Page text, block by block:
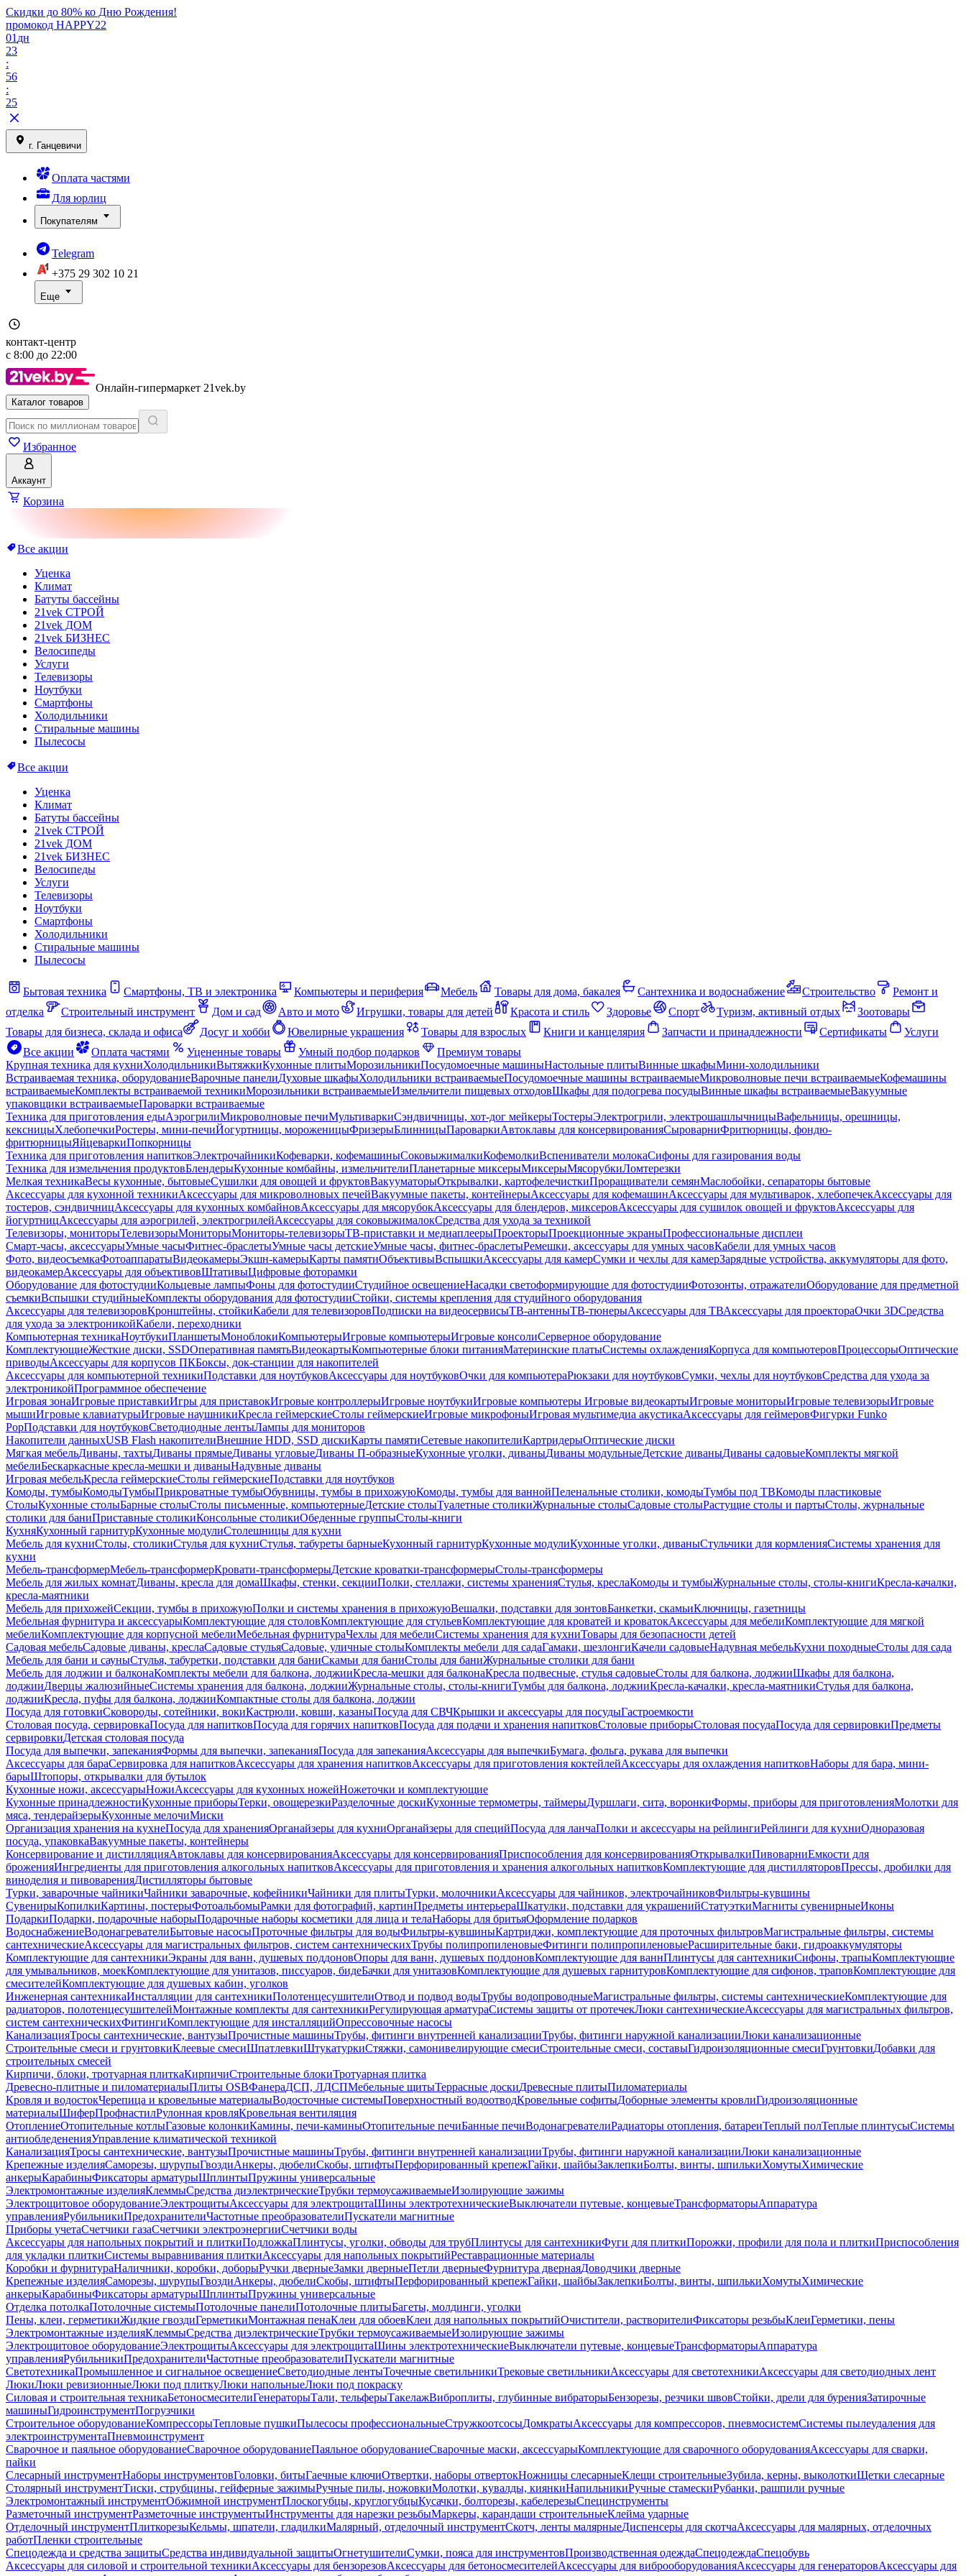
Скидки до 80% ко Дню Рождения!
промокод HAPPY22
01 дн
23
:
56
:
25
г. Ганцевичи
Оплата частями
Для юрлиц
Покупателям
Telegram
+375 29 302 10 21
Еще
контакт-центр
с 8:00 до 22:00
Онлайн-гипермаркет 21vek.by
Каталог товаров
Избранное
Аккаунт
Корзина
Все акции
Уценка
Климат
Батуты бассейны
21vek СТРОЙ
21vek ДОМ
21vek БИЗНЕС
Велосипеды
Услуги
Телевизоры
Ноутбуки
Смартфоны
Холодильники
Стиральные машины
Пылесосы
Все акции
Уценка
Климат
Батуты бассейны
21vek СТРОЙ
21vek ДОМ
21vek БИЗНЕС
Велосипеды
Услуги
Телевизоры
Ноутбуки
Смартфоны
Холодильники
Стиральные машины
Пылесосы
Бытовая техника Смартфоны, ТВ и электроника Компьютеры и периферия Мебель Товары для дома, бакалея Сантехника и водоснабжение Строительство
Ремонт и
отделка
Строительный инструмент Дом и сад Авто и мото Игрушки, товары для детей Красота и стиль Здоровье Спорт Туризм, активный отдых
Зоотовары
Товары для бизнеса, склада и офиса
Досуг и хобби Ювелирные украшения Товары для взрослых Книги и канцелярия Запчасти и принадлежности Сертификаты
Услуги
Все акции
Оплата частями Уцененные товары Умный подбор подарков
Премиум товары
Крупная техника для кухниХолодильникиВытяжкиКухонные плитыМорозильникиПосудомоечные машиныНастольные плитыВинные шкафыМини-холодильники
Встраиваемая техника, оборудованиеВарочные панелиДуховые шкафыХолодильники встраиваемыеПосудомоечные машины встраиваемыеМикроволновые печи встраиваемыеКофемашины
встраиваемыеКомплекты встраиваемой техникиМорозильники встраиваемыеИзмельчители пищевых отходовШкафы для подогрева посудыВинные шкафы встраиваемыеВакуумные
упаковщики встраиваемыеПароварки встраиваемые
Техника для приготовления едыАэрогрилиМикроволновые печиМультиваркиСэндвичницы, хот-дог мейкерыТостерыЭлектрогрили, электрошашлычницыВафельницы, орешницы,
кексницыХлебопечкиРостеры, мини-печиЙогуртницы, мороженицыФризерыБлинницыПароваркиАвтоклавы для консервированияСыроварниФритюрницы, фондю-
фритюрницыЯйцеваркиПопкорницы
Техника для приготовления напитковЭлектрочайникиКофеварки, кофемашиныСоковыжималкиКофемолкиВспениватели молокаСифоны для газирования воды
Техника для измельчения продуктовБлендерыКухонные комбайны, измельчителиПланетарные миксерыМиксерыМясорубкиЛомтерезки
Мелкая техникаВесы кухонные, бытовыеСушилки для овощей и фруктовВакууматорыОткрывалки, картофелечисткиПроращиватели семянМаслобойки, сепараторы бытовые
Аксессуары для кухонной техникиАксессуары для микроволновых печейВакуумные пакеты, контейнерыАксессуары для кофемашинАксессуары для мультиварок, хлебопечекАксессуары для
тостеров, сэндвичницАксессуары для кухонных комбайновАксессуары для мясорубокАксессуары для блендеров, миксеровАксессуары для сушилок овощей и фруктовАксессуары для
йогуртницАксессуары для аэрогрилей, электрогрилейАксессуары для соковыжималокСредства для ухода за техникой
Телевизоры, мониторыТелевизорыМониторыМониторы-телевизорыТВ-приставки и медиаплеерыПроекторыПроекционные экраныПрофессиональные дисплеи
Смарт-часы, аксессуарыУмные часыФитнес-браслетыУмные часы детскиеУмные часы, фитнес-браслетыРемешки, аксессуары для умных часовКабели для умных часов
Фото, видеосъемкаФотоаппаратыВидеокамерыЭкшн-камерыКарты памятиОбъективыВспышкиАксессуары для камерСумки и чехлы для камерЗарядные устройства, аккумуляторы для фото,
видеокамерАксессуары для объективовШтативыЦифровые фоторамки
Оборудование для фотостудииКольцевые лампыФоны для фотостудииСтудийное освещениеНасадки светоформирующие для фотостудииФотозонты, отражателиОборудование для предметной
съемкиВспышки студийныеКомплекты оборудования для фотостудииСтойки, системы крепления для студийного оборудования
Аксессуары для телевизоровКронштейны, стойкиКабели для телевизоровПодписки на видеосервисыТВ-антенныТВ-тюнерыАксессуары для ТВАксессуары для проектораОчки 3DСредства
для ухода за электроникойКабели, переходники
Компьютерная техникаНоутбукиПланшетыМоноблокиКомпьютерыИгровые компьютерыИгровые консолиСерверное оборудование
КомплектующиеЖесткие диски, SSDОперативная памятьВидеокартыКомпьютерные блоки питанияМатеринские платыСистемы охлажденияКорпуса для компьютеровПроцессорыОптические
приводыАксессуары для корпусов ПКБоксы, док-станции для накопителей
Аксессуары для компьютерной техникиПодставки для ноутбуковАксессуары для ноутбуковОчки для компьютераРюкзаки для ноутбуковСумки, чехлы для ноутбуковСредства для ухода за
электроникойПрограммное обеспечение
Игровая зонаИгровые приставкиИгры для приставокИгровые контроллерыИгровые ноутбукиИгровые компьютеры Игровые видеокартыИгровые мониторыИгровые телевизорыИгровые
мышиИгровые клавиатурыИгровые наушникиКресла геймерскиеСтолы геймерскиеИгровые микрофоныИгровая мультимедиа акустикаАксессуары для геймеровФигурки Funko
PopПодставки для ноутбуковСветодиодные лентыЛампы для мониторов
Накопители данныхUSB Flash накопителиВнешние HDD, SSD дискиКарты памятиСетевые накопителиКартридерыОптические диски
Мягкая мебельДиваны, тахтыДиваны прямыеДиваны угловыеДиваны П-образныеКухонные уголки, диваныДиваны модульныеДетские диваныДиваны садовыеКомплекты мягкой
мебелиБескаркасные кресла-мешки и диваныНадувные диваны
Игровая мебельКресла геймерскиеСтолы геймерскиеПодставки для ноутбуков
Комоды, тумбыКомодыТумбыПрикроватные тумбыОбувницы, тумбы в прихожуюКомоды, тумбы для ваннойПеленальные столики, комодыТумбы под ТВКомоды пластиковые
СтолыКухонные столыБарные столыСтолы письменные, компьютерныеДетские столыТуалетные столикиЖурнальные столыСадовые столыРастущие столы и партыСтолы, журнальные
столики для баниПриставные столикиКонсольные столикиОбеденные группыСтолы-книги
КухняКухонный гарнитурКухонные модулиСтолешницы для кухни
Мебель для кухниСтолы, столикиСтулья для кухниСтулья, табуреты барныеКухонный гарнитурКухонные модулиКухонные уголки, диваныСтульчики для кормленияСистемы хранения для
кухни
Мебель-трансформерМебель-трансформерКровати-трансформерыДетские кроватки-трансформерыСтолы-трансформеры
Мебель для жилых комнатДиваны, кресла для домаШкафы, стенки, секцииПолки, стеллажи, системы храненияСтулья, креслаКомоды и тумбыЖурнальные столы, столы-книгиКресла-качалки,
кресла-маятники
Мебель для прихожейСекции, тумбы в прихожуюПолки и системы хранения в прихожуюВешалки, подставки для зонтовБанкетки, скамьиКлючницы, газетницы
Мебельная фурнитура и аксессуарыКомплектующие для столовКомплектующие для стульевКомплектующие для кроватей и кроватокАксессуары для мебелиКомплектующие для мягкой
мебелиКомплектующие для корпусной мебелиМебельная фурнитураЧехлы для мебелиСистемы хранения для кухниТовары для безопасности детей
Садовая мебельСадовые диваны, креслаСадовые стульяСадовые, уличные столыКомплекты мебели для садаГамаки, шезлонгиКачели садовыеНадувная мебельКухни походныеСтолы для сада
Мебель для бани и сауныСтулья, табуретки, подставки для баниСкамьи для баниСтолы для баниЖурнальные столики для бани
Мебель для лоджии и балконаКомплекты мебели для балкона, лоджииКресла-мешки для балконаКресла подвесные, стулья садовыеСтолы для балкона, лоджииШкафы для балкона,
лоджииДверцы жалюзийныеСистемы хранения для балкона, лоджииЖурнальные столы, столы-книгиТумбы для балкона, лоджииКресла-качалки, кресла-маятникиСтулья для балкона,
лоджииКресла, пуфы для балкона, лоджииКомпактные столы для балкона, лоджии
Посуда для готовкиСковороды, сотейники, вокиКастрюли, ковши, казаныПосуда для СВЧКрышки и аксессуары для посудыГастроемкости
Столовая посуда, сервировкаПосуда для напитковПосуда для горячих напитковПосуда для подачи и хранения напитковСтоловые приборыСтоловая посудаПосуда для сервировкиПредметы
сервировкиДетская столовая посуда
Посуда для выпечки, запеканияФормы для выпечки, запеканияПосуда для запеканияАксессуары для выпечкиБумага, фольга, рукава для выпечки
Аксессуары для бараСервировка для напитковАксессуары для хранения напитковАксессуары для приготовления коктейлейАксессуары для охлаждения напитковНаборы для бара, мини-
барыШтопоры, открывалки для бутылок
Кухонные ножи, аксессуарыНожиАксессуары для кухонных ножейНожеточки и комплектующие
Кухонные принадлежностиКухонные приборыТерки, овощерезкиРазделочные доскиКухонные термометры, таймерыДуршлаги, сита, воронкиФормы, приборы для приготовленияМолотки для
мяса, тендерайзерыКухонные мелочиМиски
Организация хранения на кухнеПосуда для храненияОрганайзеры для кухниОрганайзеры для специйПосуда для ланчаПолки и аксессуары на рейлингиРейлинги для кухниОдноразовая
посуда, упаковкаВакуумные пакеты, контейнеры
Консервирование и дистилляцияАвтоклавы для консервированияАксессуары для консервированияПриспособления для консервированияОткрывалкиПивоварниЕмкости для
броженияИнгредиенты для приготовления алкогольных напитковАксессуары для приготовления и хранения алкогольных напитковКомплектующие для дистилляторовПрессы, дробилки для
виноделия и пивоваренияДистилляторы бытовые
Турки, заварочные чайникиЧайники заварочные, кофейникиЧайники для плитыТурки, молочникиАксессуары для чайников, электрочайниковФильтры-кувшины
СувенирыКопилкиКартины, постерыФотоальбомыРамки для фотографий, картинПредметы интерьераШкатулки, подставки для украшенийСтатуэткиМагниты сувенирныеИконы
ПодаркиПодарки, подарочные наборыПодарочные наборы косметики для лица и телаНаборы для бритьяОформление подарков
ВодоснабжениеВодонагревателиБытовые насосыПроточные фильтры для водыФильтры-кувшиныКартриджи, комплектующие для проточных фильтровМагистральные фильтры, системы
сантехническиеАксессуары для магистральных фильтров, систем сантехническихТрубы полипропиленовыеФитинги полипропиленовыеРасширительные баки, гидроаккумуляторы
Комплектующие для сантехникиЭкраны для ванн, душевых поддоновОпоры для ванн, душевых поддоновКомплектующие для ваннПлинтусы для сантехникиСифоны, трапыКомплектующие
для умывальников, моекКомплектующие для унитазов, писсуаров, бидеБачки для унитазовКомплектующие для душевых гарнитуровКомплектующие для сифонов, траповКомплектующие для
смесителейКомплектующие для душевых кабин, уголков
Инженерная сантехникаИнсталляции для сантехникиПолотенцесушителиОтвод и подвод водыТрубы водопроводныеМагистральные фильтры, системы сантехническиеКомплектующие для
радиаторов, полотенцесушителейМонтажные комплекты для сантехникиРегулирующая арматураСистемы защиты от протечекЛюки сантехническиеАксессуары для магистральных фильтров,
систем сантехническихФитингиКомплектующие для инсталляцийОпрессовочные насосы
КанализацияТросы сантехнические, вантузыПрочистные машиныТрубы, фитинги внутренней канализацииТрубы, фитинги наружной канализацииЛюки канализационные
Строительные смеси и грунтовкиКлеевые смесиШпатлевкиШтукатуркиСтяжки, самонивелирующие смесиСтроительные смеси, составыГидроизоляционные смесиГрунтовкиДобавки для
строительных смесей
Кирпичи, блоки, тротуарная плиткаКирпичиСтроительные блокиТротуарная плитка
Древесно-плитные и пиломатериалыПлиты OSBФанераДСП, ЛДСПМебельные щитыТеррасные доскиДревесные плитыПиломатериалы
Кровля и водостокЧерепица и кровельные материалыВодосточные системыПоверхностный водоотводКровельные софитыДоборные элементы кровлиГидроизоляционные
материалыШиферПрофнастилРулонная кровляКровельная вентиляция
ОтоплениеОтопительные котлыГазовые колонкиКамины, печи-каминыОтопительные печиБанные печиВодонагревателиРадиаторы отопления, батареиТеплый полТеплые плинтусыСистемы
антиобледененияУправление климатической техникой
КанализацияТросы сантехнические, вантузыПрочистные машиныТрубы, фитинги внутренней канализацииТрубы, фитинги наружной канализацииЛюки канализационные
Крепежные изделияСаморезы, шурупыГвоздиАнкеры, дюбелиСкобы, штифтыПерфорированный крепежГайки, шайбыЗаклепкиБолты, винты, шпилькиХомутыХимические
анкерыКарабиныФиксаторы арматурыШплинтыПружины универсальные
Электромонтажные изделияКлеммыСредства диэлектрическиеТрубки термоусаживаемыеИзолирующие зажимы
Электрощитовое оборудованиеЭлектрощитыАксессуары для электрощитаШины электротехническиеВыключатели путевые, концевыеТрансформаторыАппаратура
управленияРубильникиПредохранителиЧастотные преобразователиПускатели магнитные
Приборы учетаСчетчики газаСчетчики электроэнергииСчетчики воды
Аксессуары для напольных покрытий и плиткиПодложкаПлинтусы, уголки, обводы для трубПлинтусы для сантехникиФуги для плиткиПорожки, профили для пола и плиткиПриспособления
для укладки плиткиСистемы выравнивания плиткиАксессуары для напольных покрытийРеставрационные материалы
Коробки и фурнитураНаличники, коробки, доборыРучки дверныеЗамки дверныеПетли дверныеФурнитура двернаяДоводчики дверные
Крепежные изделияСаморезы, шурупыГвоздиАнкеры, дюбелиСкобы, штифтыПерфорированный крепежГайки, шайбыЗаклепкиБолты, винты, шпилькиХомутыХимические
анкерыКарабиныФиксаторы арматурыШплинтыПружины универсальные
Отделка потолкаПотолочные системыПотолочные панелиПотолочные плитыБагеты, молдинги, уголки
Пены, клеи, герметикиЖидкие гвоздиГерметикиМонтажная пенаКлеи для обоевКлеи для напольных покрытийОчистители, растворителиФиксаторы резьбыКлеиГерметики, пены
Электромонтажные изделияКлеммыСредства диэлектрическиеТрубки термоусаживаемыеИзолирующие зажимы
Электрощитовое оборудованиеЭлектрощитыАксессуары для электрощитаШины электротехническиеВыключатели путевые, концевыеТрансформаторыАппаратура
управленияРубильникиПредохранителиЧастотные преобразователиПускатели магнитные
СветотехникаПромышленное и сигнальное освещениеСветодиодные лентыТочечные светильникиТрековые светильникиАксессуары для светотехникиАксессуары для светодиодных лент
ЛюкиЛюки ревизионныеЛюки под плиткуЛюки напольныеЛюки под покраску
Силовая и строительная техникаБетоносмесителиГенераторыТали, тельферыТакелажВиброплиты, глубинные вибраторыБензорезы, резчики швовСтойки, дрели для буренияЗатирочные
машиныГидроинструментПогрузчики
Строительное оборудованиеКомпрессорыТепловые пушкиПылесосы профессиональныеСтружкоотсосыДомкратыАксессуары для компрессоров, пневмосистемСистемы пылеудаления для
электроинструментаПневмоинструмент
Сварочное и паяльное оборудованиеСварочное оборудованиеПаяльное оборудованиеСварочные маски, аксессуарыКомплектующие для сварочного оборудованияАксессуары для сварки,
пайки
Слесарный инструментНаборы инструментовГоловки, битыГаечные ключиОтвертки, наборы отвертокНожницы слесарныеКлещи строительныеЗубила, керны, выколоткиЩетки слесарные
Столярный инструментТиски, струбцины, гейферные зажимыРучные пилы, ножовкиМолотки, кувалды, киянкиНапильникиРучные стамескиРубанки, рашпили ручные
Электромонтажный инструментОбжимной инструментПлоскогубцы, круглогубцыКусачки, болторезы, кабелерезыСпецинструменты
Разметочный инструментРазметочные инструментыИнструменты для нарезки резьбыМаркеры, карандаши строительныеКлейма ударные
Отделочный инструментПлиткорезыКельмы, шпатели, гладилкиМалярный, отделочный инструментСкотч, ленты малярныеДиспенсеры для скотчаАксессуары для малярных, отделочных
работПленки строительные
Спецодежда и средства защитыСредства индивидуальной защитыОгнетушителиСумки, пояса для инструментовПроизводственная одеждаСпецодеждаСпецобувь
Аксессуары для силовой и строительной техникиАксессуары для бензорезовАксессуары для бетоносмесителейАксессуары для виброоборудованияАксессуары для генераторовАксессуары для